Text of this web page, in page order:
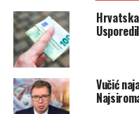
Vučić